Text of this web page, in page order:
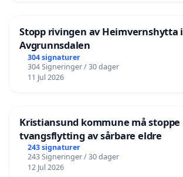
Stopp rivingen av Heimvernshytta i
Avgrunnsdalen
304 signaturer
304 Signeringer / 30 dager
11 Jul 2026
Kristiansund kommune må stoppe
tvangsflytting av sårbare eldre
243 signaturer
243 Signeringer / 30 dager
12 Jul 2026